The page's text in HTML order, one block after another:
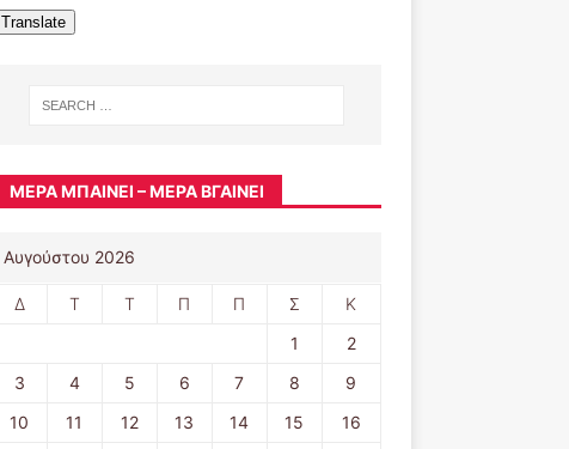
Translate
ΜΈΡΑ ΜΠΑΊΝΕΙ – ΜΈΡΑ ΒΓΑΊΝΕΙ
Αυγούστου 2026
Δ Τ Τ Π Π Σ Κ
1
2
3
4 5 6 7 8
9
10
11 12 13 14 15
16